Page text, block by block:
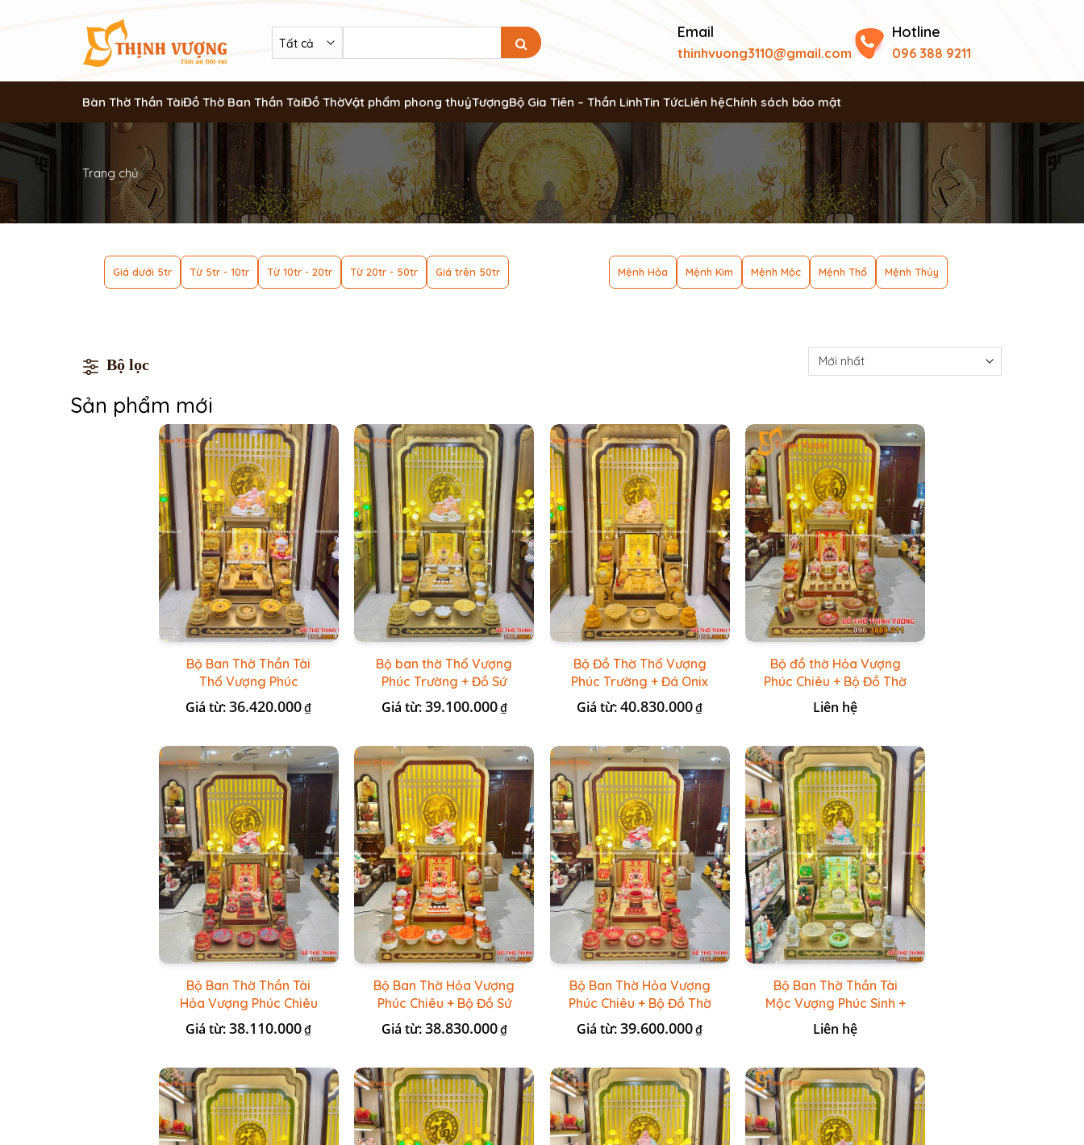
Email
thinhvuong3110@gmail.com
Hotline
096 388 9211
Bàn Thờ Thần TàiĐồ Thờ Ban Thần TàiĐồ ThờVật phẩm phong thuỷTượngBộ Gia Tiên – Thần LinhTin TứcLiên hệChính sách bảo mật
Trang chủ
Giá dưới 5tr Từ 5tr - 10tr Từ 10tr - 20tr Từ 20tr - 50tr Giá trên 50tr Mệnh Hỏa Mệnh Kim Mệnh Mộc Mệnh Thổ Mệnh Thủy
Bộ lọc
Sản phẩm mới
Bộ Ban Thờ Thần Tài
Thổ Vượng Phúc
Trường + Bộ Đồ Sứ Cao
Cấp Gấm Vàng
Giá từ:36.420.000₫
Bộ ban thờ Thổ Vượng
Phúc Trường + Đồ Sứ
Vàng Đá Cao Cấp
Giá từ:39.100.000₫
Bộ Đồ Thờ Thổ Vượng
Phúc Trường + Đá Onix
Vàng
Giá từ:40.830.000₫
Bộ đồ thờ Hỏa Vượng
Phúc Chiêu + Bộ Đồ Thờ
Đá Đỏ Bọc Đồng Cao
cấp
Liên hệ
Bộ Ban Thờ Thần Tài
Hỏa Vượng Phúc Chiêu
+ Bộ Đồ Thờ Nổi Đỏ BT
Giá từ:38.110.000₫
Bộ Ban Thờ Hỏa Vượng
Phúc Chiêu + Bộ Đồ Sứ
Đá Đỏ HR
Giá từ:38.830.000₫
Bộ Ban Thờ Hỏa Vượng
Phúc Chiêu + Bộ Đồ Thờ
Đài Loan Gấm Đỏ
Giá từ:39.600.000₫
Bộ Ban Thờ Thần Tài
Mộc Vượng Phúc Sinh +
Bộ Đồ Thờ Đá Ngọc
Hoàng Long
Liên hệ